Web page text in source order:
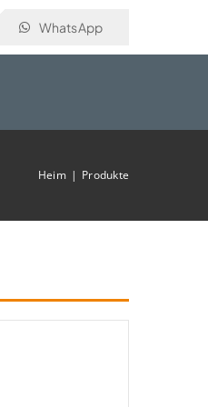
WhatsApp
Heim Produkte